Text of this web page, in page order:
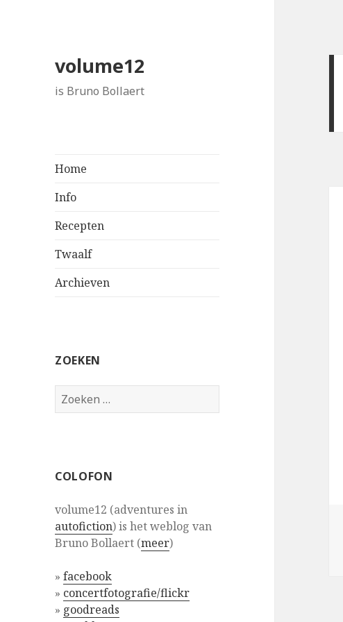
volume12
is Bruno Bollaert
Home
Info
Recepten
Twaalf
Archieven
ZOEKEN
Zoeken
naar:
COLOFON
volume12 (adventures in
autofiction) is het weblog van
Bruno Bollaert (meer)
»facebook
» concertfotografie/flickr
» goodreads